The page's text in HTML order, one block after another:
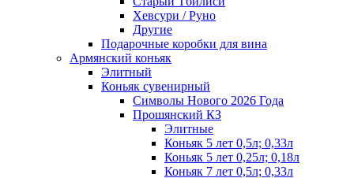
Хевсури / Руно
Другие
Подарочные коробки для вина
Армянский коньяк
Элитный
Коньяк сувенирный
Символы Нового 2026 Года
Прошянский КЗ
Элитные
Коньяк 5 лет 0,5л; 0,33л
Коньяк 5 лет 0,25л; 0,18л
Коньяк 7 лет 0,5л; 0,33л